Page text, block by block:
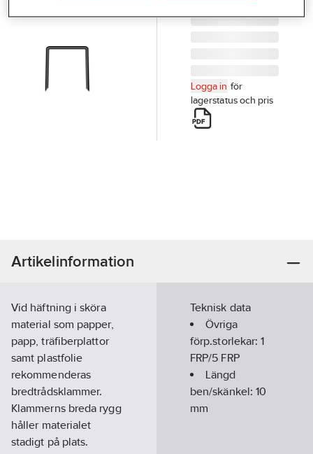
Företagsprofilering
Movab
Logga in för
lagerstatus och pris
Artikelinformation
Vid häftning i sköra
material som papper,
papp, träfiberplattor
samt plastfolie
rekommenderas
bredtrådsklammer.
Klammerns breda rygg
håller materialet
stadigt på plats.
Teknisk data
Övriga
förp.storlekar:1
FRP/5 FRP
Längd
ben/skänkel:10
mm